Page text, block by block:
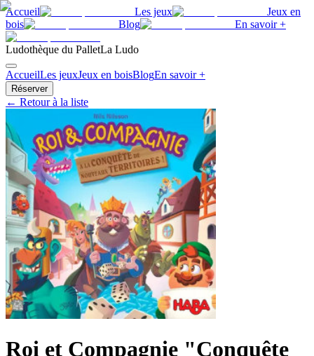
Accueil Les jeux
Jeux en
bois
Blog En savoir +
Ludothèque du PalletLa Ludo
AccueilLes jeuxJeux en boisBlogEn savoir +
Réserver
← Retour à la liste
Roi et Compagnie "Conquête